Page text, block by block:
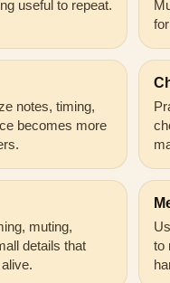
useful to repeat.
notes, timing,
becomes more
muting,
details that
to